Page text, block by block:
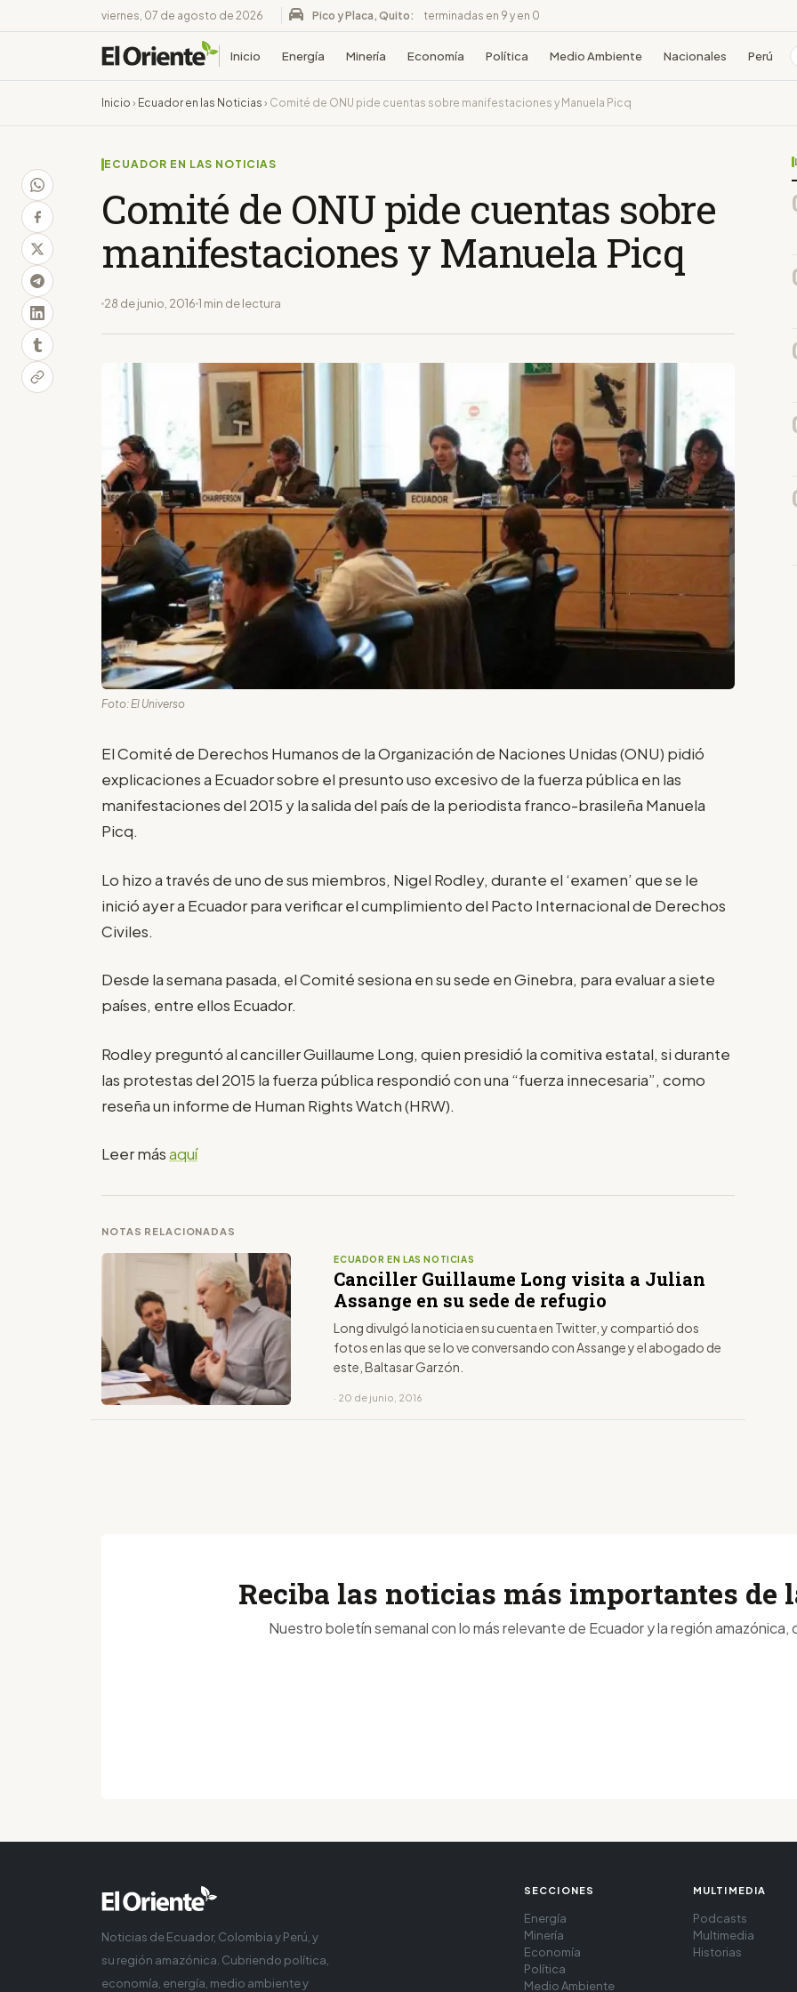
viernes, 07 de agosto de 2026 Pico y Placa, Quito: terminadas en 9 y en 0
Inicio Energía Minería Economía Política Medio Ambiente Nacionales Perú
Inicio › Ecuador en las Noticias › Comité de ONU pide cuentas sobre manifestaciones y Manuela Picq
ECUADOR EN LAS NOTICIAS
Comité de ONU pide cuentas sobre
manifestaciones y Manuela Picq
28 de junio, 2016 1 min de lectura
Foto: El Universo
El Comité de Derechos Humanos de la Organización de Naciones Unidas (ONU) pidió
explicaciones a Ecuador sobre el presunto uso excesivo de la fuerza pública en las
manifestaciones del 2015 y la salida del país de la periodista franco-brasileña Manuela
Picq.
Lo hizo a través de uno de sus miembros, Nigel Rodley, durante el ‘examen’ que se le
inició ayer a Ecuador para verificar el cumplimiento del Pacto Internacional de Derechos
Civiles.
Desde la semana pasada, el Comité sesiona en su sede en Ginebra, para evaluar a siete
países, entre ellos Ecuador.
Rodley preguntó al canciller Guillaume Long, quien presidió la comitiva estatal, si durante
las protestas del 2015 la fuerza pública respondió con una “fuerza innecesaria”, como
reseña un informe de Human Rights Watch (HRW).
Leer másaquí
NOTAS RELACIONADAS
ECUADOR EN LAS NOTICIAS
Canciller Guillaume Long visita a Julian
Assange en su sede de refugio
Long divulgó la noticia en su cuenta en Twitter, y compartió dos
fotos en las que se lo ve conversando con Assange y el abogado de
este, Baltasar Garzón.
· 20 de junio, 2016
Reciba las noticias más importantes de
Nuestro boletín semanal con lo más relevante de Ecuador y la región amazónica,
Noticias de Ecuador, Colombia y Perú, y
su región amazónica. Cubriendo política,
economía, energía, medio ambiente y
SECCIONES
Energía
Minería
Economía
Política
Medio Ambiente
MULTIMEDIA
Podcasts
Multimedia
Historias